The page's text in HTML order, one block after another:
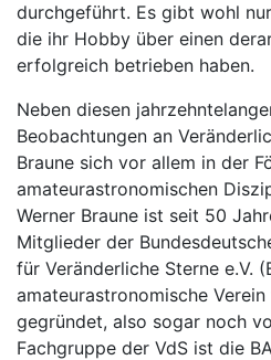
durchgeführt. Es gibt wohl
die ihr Hobby über einen
erfolgreich betrieben haben.
Neben diesen
Beobachtungen an
Braune sich vor allem in der
amateurastronomischen
Werner Braune ist seit 50
Mitglieder der
für Veränderliche Sterne e.V.
amateurastronomische
gegründet, also sogar noch
Fachgruppe der VdS ist die